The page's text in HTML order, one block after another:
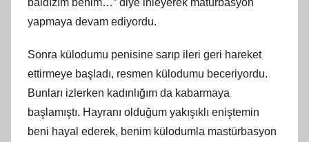
yapmaya devam ediyordu.
Sonra külodumu penisine sarıp ileri geri hareket
ettirmeye başladı, resmen külodumu beceriyordu.
Bunları izlerken kadınlığım da kabarmaya
başlamıştı. Hayranı olduğum yakışıklı eniştemin
beni hayal ederek, benim külodumla mastürbasyon